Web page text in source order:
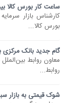
ساعت کار بورس کالا
کارشناس بازار
بورس کالا...
گام جدید بانک
معاون روابط
روابط...
شوک قیمتی به بازار